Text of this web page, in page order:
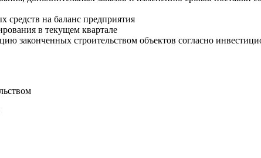
средств на баланс предприятия
в текущем квартале
законченных строительством объектов согласно